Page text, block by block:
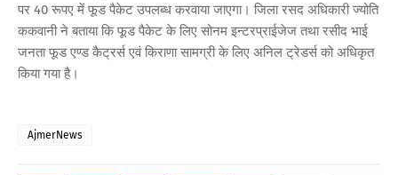
पर 40 रूपए में फूड पैकेट उपलब्ध करवाया जाएगा। जिला रसद अधिकारी ज्योति
ककवानी ने बताया कि फूड पैकेट के लिए सोनम इन्टरप्राईजेज तथा रसीद भाई
जनता फूड एण्ड कैट्रर्स एवं किराणा सामग्री के लिए अनिल ट्रेडर्स को अधिकृत
किया गया है।
AjmerNews